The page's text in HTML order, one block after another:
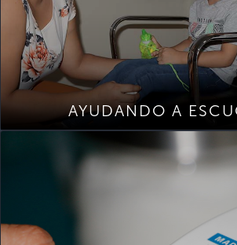
AYUDANDO A